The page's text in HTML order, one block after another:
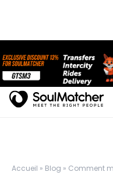
Accueil » Blog » Comment